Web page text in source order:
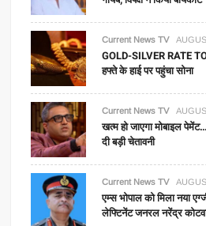
Current News TV
GOLD-SILVER RATE
हफ्ते के हाई पर पहुंचा सोना
Current News TV
खत्म हो जाएगा मोबाइल
दी बड़ी चेतावनी
Current News TV
एम्स भोपाल को मिला नया
लेफ्टिनेंट जनरल नरेंद्र